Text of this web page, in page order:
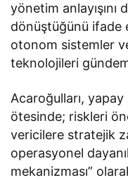
yönetim
dönüştüğünü ifade
otonom sistemler
teknolojileri
Acaroğulları,
ötesinde; riskleri
vericilere stratejik
operasyonel
mekanizması”